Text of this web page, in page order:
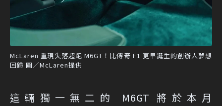
McLaren 重現失落超跑 M6GT！比傳奇 F1 更早誕生的創辦人夢想
回歸 圖／McLaren提供
這輛獨一無二的 M6GT 將於本月